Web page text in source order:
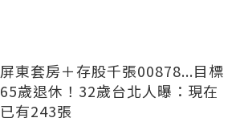
屏東套房＋存股千張00878...目標
65歲退休！32歲台北人曝：現在
已有243張